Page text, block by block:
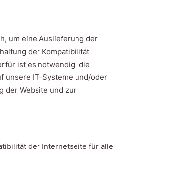
um eine Auslieferung der
der Kompatibilität
ist es notwendig, die
unsere IT-Systeme und/oder
der Website und zur
der Internetseite für alle